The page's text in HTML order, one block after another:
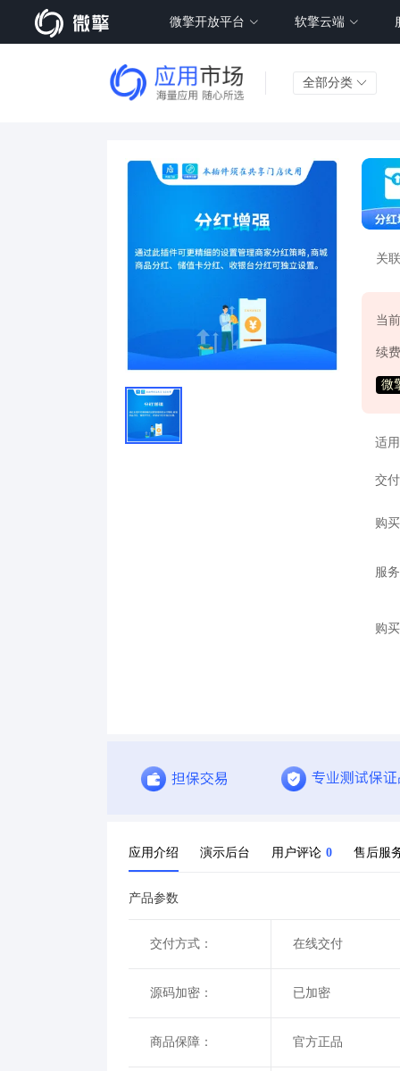
微擎开放平台 软擎云端
全部分类
关
当
续
微
适
交
购
服
购
应用介绍 演示后台 用户评论 0 售后服
产品参数
交付方式： 在线交付
源码加密： 已加密
商品保障： 官方正品